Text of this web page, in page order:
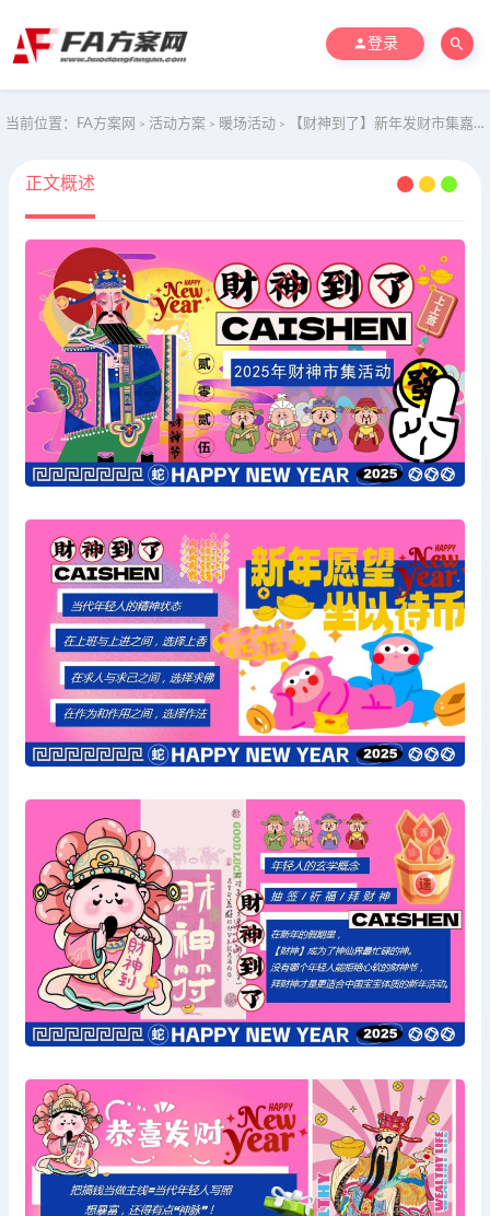
登录
当前位置： FA方案网 > 活动方案 > 暖场活动 > 【财神到了】新年发财市集嘉年华地产活动暖场策划方案
正文概述